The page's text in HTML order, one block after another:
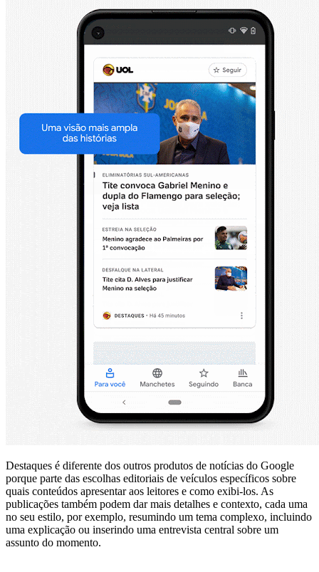
Destaques é diferente dos outros produtos de notícias do Google
porque parte das escolhas editoriais de veículos específicos sobre
quais conteúdos apresentar aos leitores e como exibi-los. As
publicações também podem dar mais detalhes e contexto, cada uma
no seu estilo, por exemplo, resumindo um tema complexo, incluindo
uma explicação ou inserindo uma entrevista central sobre um
assunto do momento.